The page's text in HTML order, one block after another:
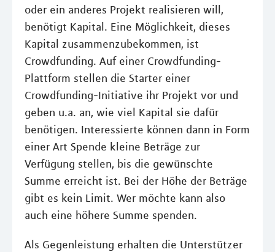
oder ein anderes Projekt realisieren will,
benötigt Kapital. Eine Möglichkeit, dieses
Kapital zusammenzubekommen, ist
Crowdfunding. Auf einer Crowdfunding-
Plattform stellen die Starter einer
Crowdfunding-Initiative ihr Projekt vor und
geben u.a. an, wie viel Kapital sie dafür
benötigen. Interessierte können dann in Form
einer Art Spende kleine Beträge zur
Verfügung stellen, bis die gewünschte
Summe erreicht ist. Bei der Höhe der Beträge
gibt es kein Limit. Wer möchte kann also
auch eine höhere Summe spenden.
Als Gegenleistung erhalten die Unterstützer